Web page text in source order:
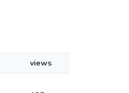
views